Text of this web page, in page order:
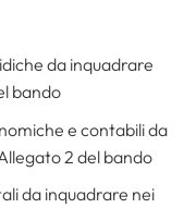
da inquadrare
bando
e contabili da
2 del bando
da inquadrare nei